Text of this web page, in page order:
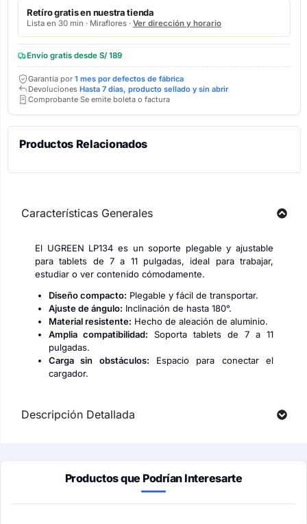
Retíro gratis en nuestra tienda
Lista en 30 min · Miraflores · Ver dirección y horario
Envío gratis desde S/ 189
Garantía por 1 mes por defectos de fábrica
Devoluciones Hasta 7 días, producto sellado y sin abrir
Comprobante Se emite boleta o factura
Productos Relacionados
Características Generales
El UGREEN LP134 es un soporte plegable y ajustable
para tablets de 7 a 11 pulgadas, ideal para trabajar,
estudiar o ver contenido cómodamente.
Diseño compacto: Plegable y fácil de transportar.
Ajuste de ángulo: Inclinación de hasta 180°.
Material resistente: Hecho de aleación de aluminio.
Amplia compatibilidad: Soporta tablets de 7 a 11
pulgadas.
Carga sin obstáculos: Espacio para conectar el
cargador.
Descripción Detallada
Productos que Podrían Interesarte